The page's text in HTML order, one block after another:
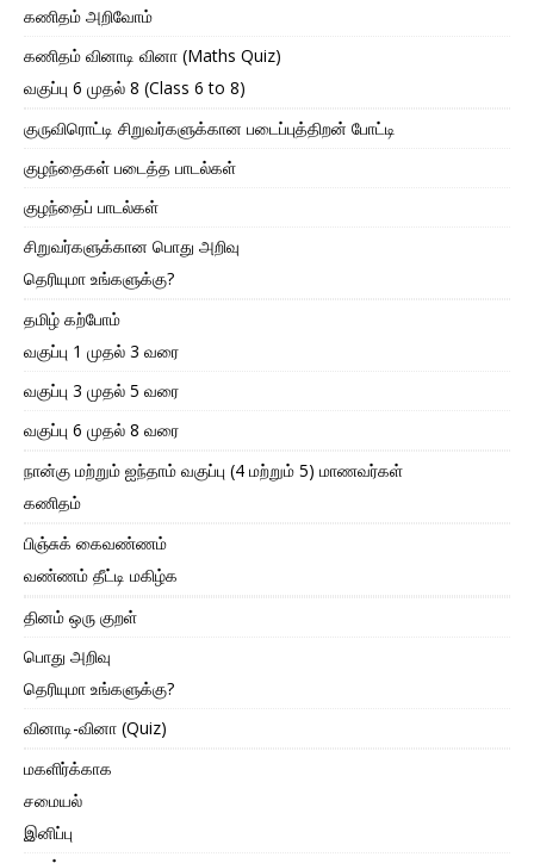
கணிதம் அறிவோம்
கணிதம் வினாடி வினா (Maths Quiz)
வகுப்பு 6 முதல் 8 (Class 6 to 8)
குருவிரொட்டி சிறுவர்களுக்கான படைப்புத்திறன் போட்டி
குழந்தைகள் படைத்த பாடல்கள்
குழந்தைப் பாடல்கள்
சிறுவர்களுக்கான பொது அறிவு
தெரியுமா உங்களுக்கு?
தமிழ் கற்போம்
வகுப்பு 1 முதல் 3 வரை
வகுப்பு 3 முதல் 5 வரை
வகுப்பு 6 முதல் 8 வரை
நான்கு மற்றும் ஐந்தாம் வகுப்பு (4 மற்றும் 5) மாணவர்கள்
கணிதம்
பிஞ்சுக் கைவண்ணம்
வண்ணம் தீட்டி மகிழ்க
தினம் ஒரு குறள்
பொது அறிவு
தெரியுமா உங்களுக்கு?
வினாடி-வினா (Quiz)
மகளிர்க்காக
சமையல்
இனிப்பு